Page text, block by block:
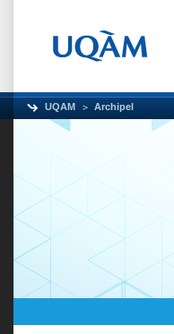
UQAM Archipel